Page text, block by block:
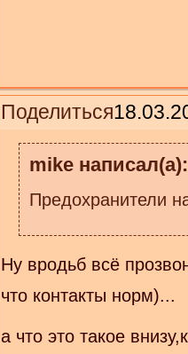
Поделиться
mike написал(а):
Предохранители
Ну вродьб всё
что контакты норм)...
а что это такое